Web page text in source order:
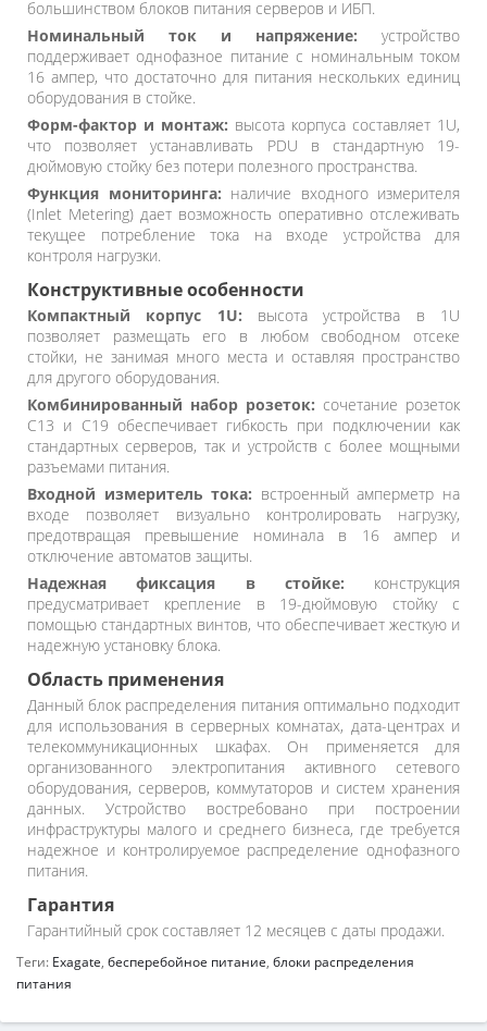
большинством блоков питания серверов и ИБП.
Номинальный ток и напряжение: устройство
поддерживает однофазное питание с номинальным током
16 ампер, что достаточно для питания нескольких единиц
оборудования в стойке.
Форм-фактор и монтаж: высота корпуса составляет 1U,
что позволяет устанавливать PDU в стандартную 19-
дюймовую стойку без потери полезного пространства.
Функция мониторинга: наличие входного измерителя
(Inlet Metering) дает возможность оперативно отслеживать
текущее потребление тока на входе устройства для
контроля нагрузки.
Конструктивные особенности
Компактный корпус 1U: высота устройства в 1U
позволяет размещать его в любом свободном отсеке
стойки, не занимая много места и оставляя пространство
для другого оборудования.
Комбинированный набор розеток: сочетание розеток
C13 и C19 обеспечивает гибкость при подключении как
стандартных серверов, так и устройств с более мощными
разъемами питания.
Входной измеритель тока: встроенный амперметр на
входе позволяет визуально контролировать нагрузку,
предотвращая превышение номинала в 16 ампер и
отключение автоматов защиты.
Надежная фиксация в стойке: конструкция
предусматривает крепление в 19-дюймовую стойку с
помощью стандартных винтов, что обеспечивает жесткую и
надежную установку блока.
Область применения
Данный блок распределения питания оптимально подходит
для использования в серверных комнатах, дата-центрах и
телекоммуникационных шкафах. Он применяется для
организованного электропитания активного сетевого
оборудования, серверов, коммутаторов и систем хранения
данных. Устройство востребовано при построении
инфраструктуры малого и среднего бизнеса, где требуется
надежное и контролируемое распределение однофазного
питания.
Гарантия
Гарантийный срок составляет 12 месяцев с даты продажи.
Теги: Exagate, бесперебойное питание, блоки распределения
питания